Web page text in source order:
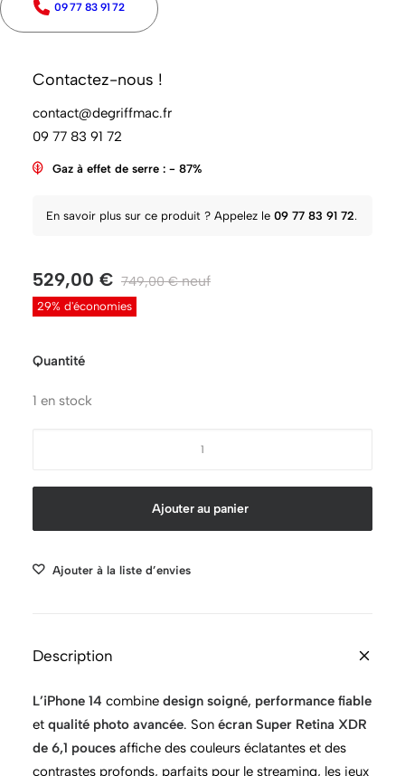
09 77 83 91 72
Contactez-nous !
contact@degriffmac.fr
09 77 83 91 72
puce A16 Bionic, double capteur 48 Mpx, USB-C, 5G,
Face ID. Élégant, rapide, ultra performant !
d'utilisation)
Garantie 12 mois
Gaz à effet de serre : - 87%
En savoir plus sur ce produit ? Appelez le 09 77 83 91 72.
529,00 € 749,00€
29% d'économies
Quantité
1 en stock
iPhone
–
Ajouter au panier
Ajouter à la liste d’envies
Description
L’iPhone 14 combine design soigné, performance fiable
et qualité photo avancée. Son écran Super Retina XDR
de 6,1 pouces affiche des couleurs éclatantes et des
contrastes profonds, parfaits pour le streaming, les jeux